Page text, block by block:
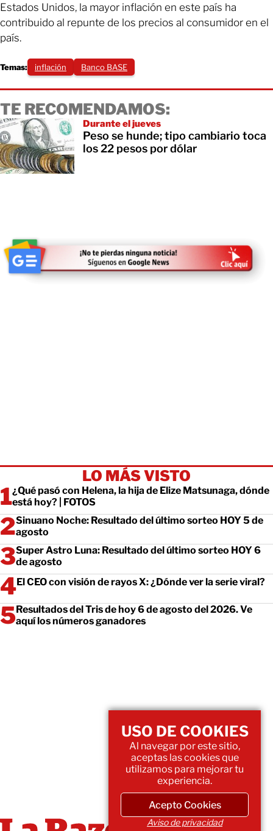
Estados Unidos, la mayor inflación en este país ha
contribuido al repunte de los precios al consumidor en el
país.
Temas: inflación Banco BASE
TE RECOMENDAMOS:
Durante el jueves
Peso se hunde; tipo cambiario toca
los 22 pesos por dólar
LO MÁS VISTO
¿Qué pasó con Helena, la hija de Elize Matsunaga, dónde
está hoy? | FOTOS
Sinuano Noche: Resultado del último sorteo HOY 5 de
agosto
Super Astro Luna: Resultado del último sorteo HOY 6
de agosto
El CEO con visión de rayos X: ¿Dónde ver la serie viral?
Resultados del Tris de hoy 6 de agosto del 2026. Ve
aquí los números ganadores
USO DE COOKIES
Al navegar por este sitio,
aceptas las cookies que
utilizamos para mejorar tu
experiencia.
Acepto Cookies
Aviso de privacidad